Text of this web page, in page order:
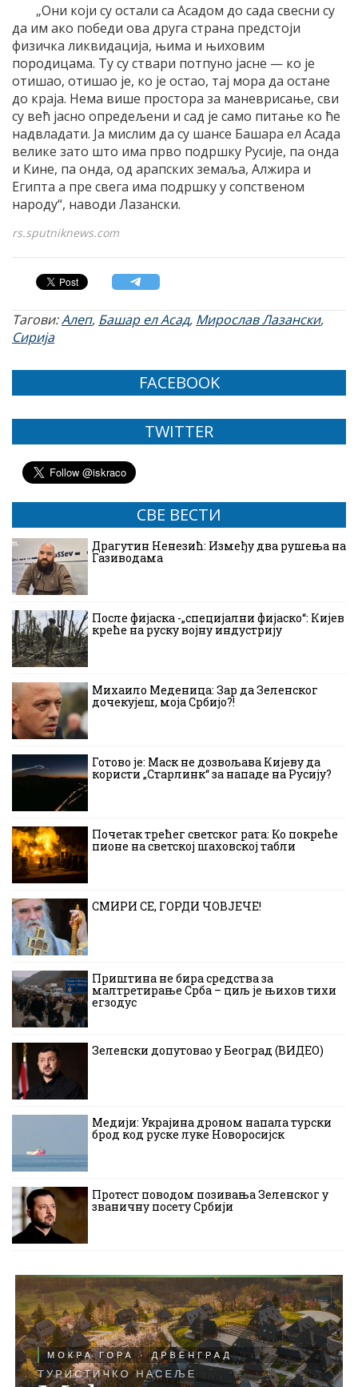
„Они који су остали са Асадом до сада свесни су
да им ако победи ова друга страна предстоји
физичка ликвидација, њима и њиховим
породицама. Ту су ствари потпуно јасне — ко је
отишао, отишао је, ко је остао, тај мора да остане
до краја. Нема више простора за маневрисање, сви
су већ јасно опредељени и сад је само питање ко ће
надвладати. Ја мислим да су шансе Башара ел Асада
велике зато што има прво подршку Русије, па онда
и Кине, па онда, од арапских земаља, Алжира и
Египта а пре свега има подршку у сопственом
народу“, наводи Лазански.
rs.sputniknews.com
Тагови:Алеп, Башар ел Асад, Мирослав Лазански,
Сирија
FACEBOOK
TWITTER
СВЕ ВЕСТИ
Драгутин Ненезић: Између два рушења на
Газиводама
После фијаска -„специјални фијаско“: Кијев
креће на руску војну индустрију
Михаило Меденица: Зар да Зеленског
дочекујеш, моја Србијо?!
Готово је: Маск не дозвољава Кијеву да
користи „Старлинк“ за нападе на Русију?
Почетак трећег светског рата: Ко покреће
пионе на светској шаховској табли
СМИРИ СЕ, ГОРДИ ЧОВЈЕЧЕ!
Приштина не бира средства за
малтретирање Срба – циљ је њихов тихи
егзодус
Зеленски допутовао у Београд (ВИДЕО)
Медији: Украјина дроном напала турски
брод код руске луке Новоросијск
Протест поводом позивања Зеленског у
званичну посету Србији